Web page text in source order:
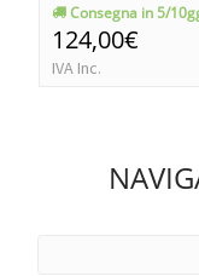
Consegna in 5/
124,00€
IVA Inc.